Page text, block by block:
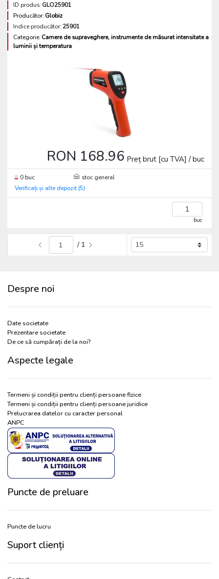
ID produs: GLO25901
Producător: Globiz
Indice producător:25901
Categorie: Camere de supraveghere, instrumente de măsurat intensitate a
luminii și temperatura
RON 168.96 Preț brut [cu TVA] / buc
0 buc
stoc general
Verificați și alte depozit (5)
buc
/ 1
Despre noi
Date societate
Prezentare societate
De ce să cumpărați de la noi?
Aspecte legale
Termeni și condiții pentru clienți persoane fizice
Termeni și condiții pentru clienți persoane juridice
Prelucrarea datelor cu caracter personal
ANPC
Puncte de preluare
Puncte de lucru
Suport clienți